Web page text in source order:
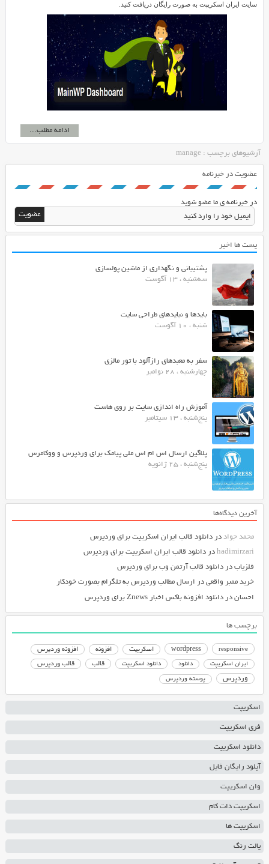
سایت ایران اسکریپت به صورت رایگان دریافت کنید.
ادامه مطلب...
آرشیوهای برچسب : manage
عضویت در خبرنامه
در خبرنامه ی ما عضو شوید
پست ها اخیر
پشتیبانی و نگهداری از ماشین پولسازی
سه‌شنبه ، 13 آگوست
بایدها و نبایدهای طراحی سایت
شنبه ، 10 آگوست
سفر به معبدهای رازآلود با تور مالزی
چهارشنبه ، 28 نوامبر
آموزش راه اندازی سایت بر روی هاست
پنج‌شنبه ، 13 سپتامبر
پلاگین ارسال اس ام اس ملی پیامک برای وردپرس و ووکامرس
پنج‌شنبه ، 25 ژانویه
آخرین دیدگاه‌ها
محمد جواددر دانلود قالب ایران اسکریپت برای وردپرس
hadimirzariدر دانلود قالب ایران اسکریپت برای وردپرس
فلزیابدر دانلود قالب آرتمن وب برای وردپرس
خرید ممبر واقعیدر ارسال مطالب وردپرس به تلگرام بصورت خودکار
احساندر دانلود افزونه باکس اخبار Znews برای وردپرس
برچسب ها
responsive
wordpress اسکریپت افزونه افزونه وردپرس
ایران اسکریپت دانلود دانلود اسکریپت قالب قالب وردپرس
وردپرس پوسته وردپرس
اسکریپت
فری اسکریپت
دانلود اسکریپت
آپلود رایگان فایل
وان اسکریپت
اسکریپت دات کام
اسکریپت ها
پالت رنگ